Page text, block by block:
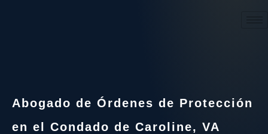
Abogado de Órdenes de Protección
en el Condado de Caroline, VA